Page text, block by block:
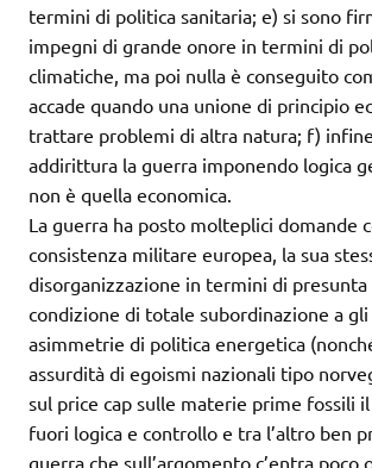
termini di politica sanitaria; e) si sono
impegni di grande onore in termini di
climatiche, ma poi nulla è conseguito
accade quando una unione di principio
trattare problemi di altra natura; f)
addirittura la guerra imponendo logica
non è quella economica.
La guerra ha posto molteplici domande
consistenza militare europea, la sua
disorganizzazione in termini di presunta
condizione di totale subordinazione a gli
asimmetrie di politica energetica
assurdità di egoismi nazionali tipo
sul price cap sulle materie prime fossili
fuori logica e controllo e tra l’altro ben
guerra che sull’argomento c’entra poco